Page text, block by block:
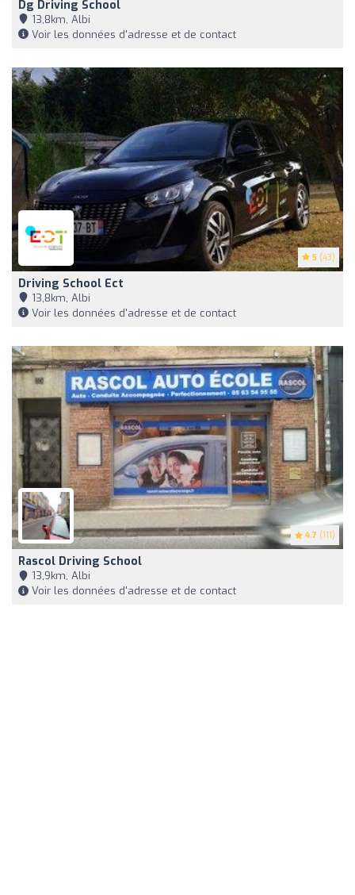
Dg Driving School
13,8km, Albi
Voir les données d'adresse et de contact
5 (43)
Driving School Ect
13,8km, Albi
Voir les données d'adresse et de contact
4.7 (111)
Rascol Driving School
13,9km, Albi
Voir les données d'adresse et de contact